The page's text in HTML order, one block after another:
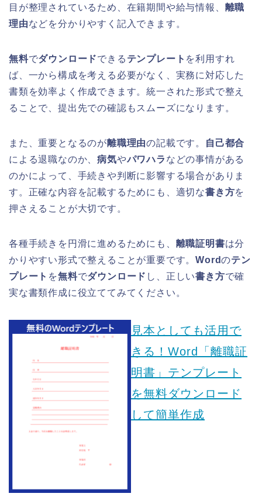
目が整理されているため、在籍期間や給与情報、 離職
理由などを分かりやすく記入できます。
無料でダウンロードできる テンプレート を利用すれ
ば、一から構成を考える必要がなく、実務に対応した
書類を効率よく作成できます。統一された形式で整え
ることで、提出先での確認もスムーズになります。
また、重要となるのが離職理由の記載です。
自己都合
による退職なのか、病気やパワハラ などの事情がある
のかによって、手続きや判断に影響する場合がありま
す。正確な内容を記載するためにも、適切な書き方を
押さえることが大切です。
各種手続きを円滑に進めるためにも、 離職証明書は分
かりやすい形式で整えることが重要です。Wordのテン
プレート を無料でダウンロード し、正しい書き方で確
実な書類作成に役立ててみてください。
見本としても活用で
きる！Word「離職証
明書」テンプレート
を無料ダウンロード
して簡単作成